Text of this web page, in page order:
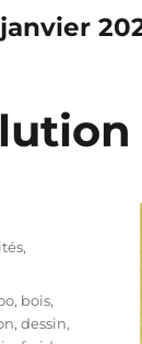
,
, bois,
,dessin,